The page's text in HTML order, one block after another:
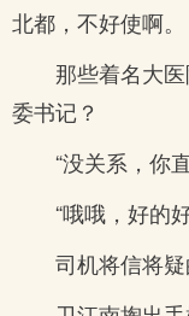
北都，不好使啊。
那些着名大
委书记？
“没关系，你
“哦哦，好的
司机将信将疑